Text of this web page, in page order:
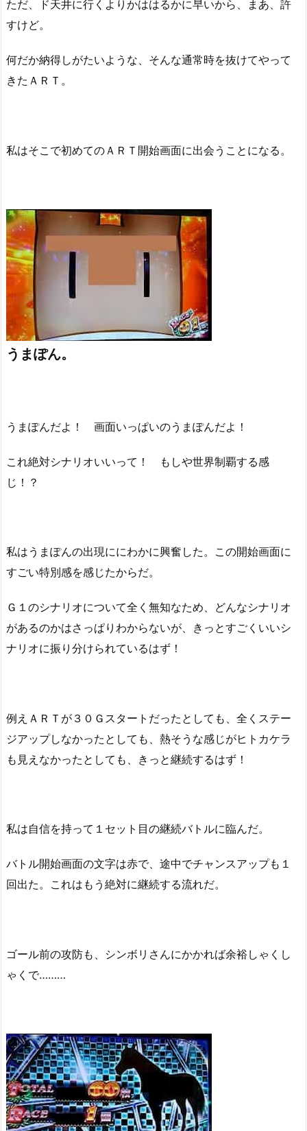
ただ、ド天井に行くよりかははるかに早いから、まあ、許
すけど。
何だか納得しがたいような、そんな通常時を抜けてやって
きたＡＲＴ。
私はそこで初めてのＡＲＴ開始画面に出会うことになる。
うまぽん。
うまぽんだよ！ 画面いっぱいのうまぽんだよ！
これ絶対シナリオいいって！ もしや世界制覇する感
じ！？
私はうまぽんの出現ににわかに興奮した。この開始画面に
すごい特別感を感じたからだ。
Ｇ１のシナリオについて全く無知なため、どんなシナリオ
があるのかはさっぱりわからないが、きっとすごくいいシ
ナリオに振り分けられているはず！
例えＡＲＴが３０Ｇスタートだったとしても、全くステー
ジアップしなかったとしても、熱そうな感じがヒトカケラ
も見えなかったとしても、きっと継続するはず！
私は自信を持って１セット目の継続バトルに臨んだ。
バトル開始画面の文字は赤で、途中でチャンスアップも１
回出た。これはもう絶対に継続する流れだ。
ゴール前の攻防も、シンボリさんにかかれば余裕しゃくし
ゃくで………